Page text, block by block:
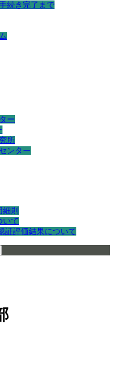
続き完了まで
ー
所
ンター
則
いて
証評価結果について